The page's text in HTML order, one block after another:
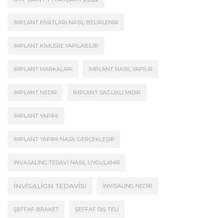
İMPLANT FIYATLARI NASIL BELIRLENIR
İMPLANT KIMLERE YAPILABILIR
İMPLANT MARKALARI İMPLANT NASIL YAPILIR
İMPLANT NEDIR İMPLANT SAĞLIKLI MIDIR
İMPLANT YAPIMI
İMPLANT YAPIMI NASIL GERÇEKLEŞIR
İNVASALING TEDAVI NASIL UYGULANIR
İNVISALIGN TEDAVISI İNVISALING NEDIR
ŞEFFAF BRAKET ŞEFFAF DIŞ TELI